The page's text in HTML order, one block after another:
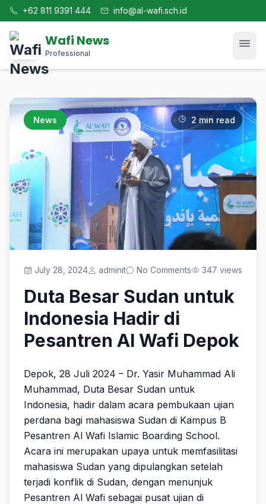
+62 811 9391 444 info@al-wafi.sch.id
Wafi News
Professional
Home
News
Kajian
Prestasi
News 2 min read
July 28, 2024 adminit No Comments 347 views
Duta Besar Sudan untuk
Indonesia Hadir di
Pesantren Al Wafi Depok
Depok, 28 Juli 2024 – Dr. Yasir Muhammad Ali
Muhammad, Duta Besar Sudan untuk
Indonesia, hadir dalam acara pembukaan ujian
perdana bagi mahasiswa Sudan di Kampus B
Pesantren Al Wafi Islamic Boarding School.
Acara ini merupakan upaya untuk memfasilitasi
mahasiswa Sudan yang dipulangkan setelah
terjadi konflik di Sudan, dengan menunjuk
Pesantren Al Wafi sebagai pusat ujian di